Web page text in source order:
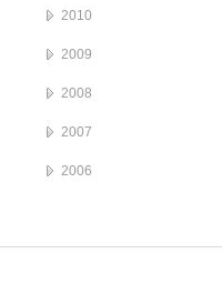
2010
2009
2008
2007
2006